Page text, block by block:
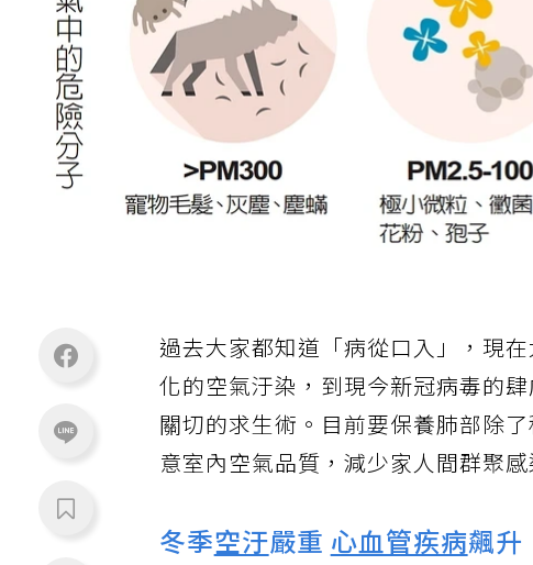
過去大家都知道「病從口入」，現
化的空氣汙染，到現今新冠病毒的
關切的求生術。目前要保養肺部除
意室內空氣品質，減少家人間群聚感
冬季空汙嚴重心血管疾病飆升